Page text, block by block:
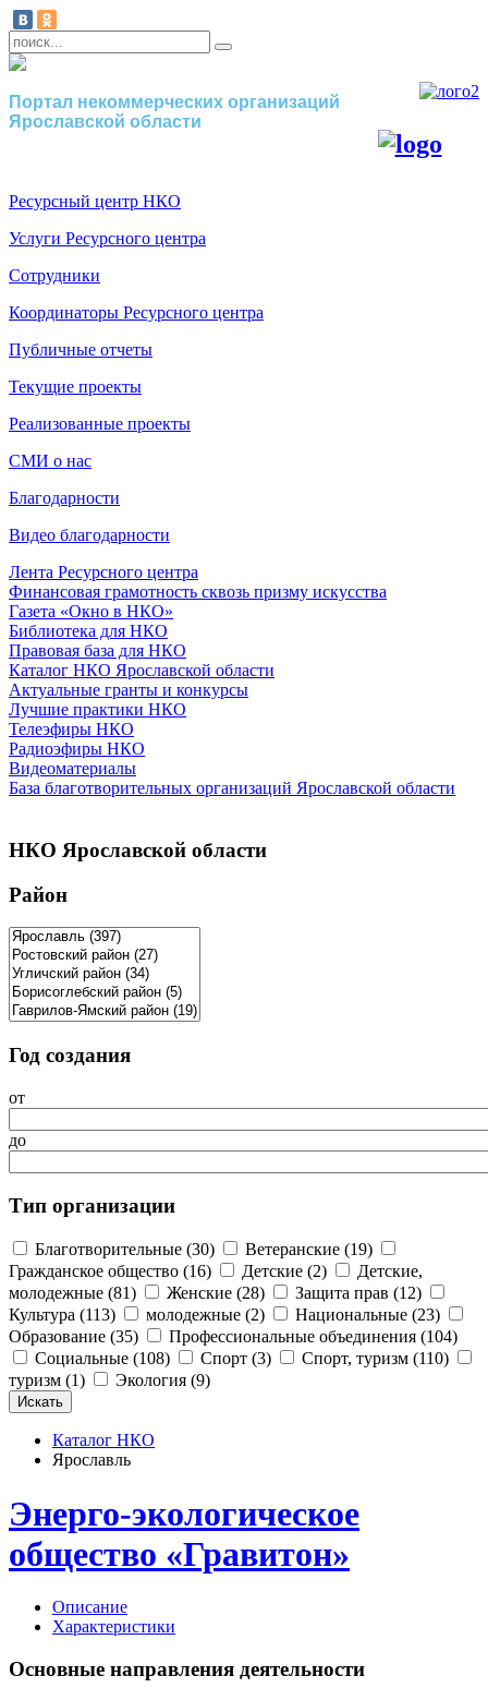
Портал некоммерческих организаций
Ярославской области
Ресурсный центр НКО
Услуги Ресурсного центра
Сотрудники
Координаторы Ресурсного центра
Публичные отчеты
Текущие проекты
Реализованные проекты
СМИ о нас
Благодарности
Видео благодарности
Лента Ресурсного центра
Финансовая грамотность сквозь призму искусства
Газета «Окно в НКО»
Библиотека для НКО
Правовая база для НКО
Каталог НКО Ярославской области
Актуальные гранты и конкурсы
Лучшие практики НКО
Телеэфиры НКО
Радиоэфиры НКО
Видеоматериалы
База благотворительных организаций Ярославской области
НКО Ярославской области
Район
Год создания
от
до
Тип организации
Благотворительные (30)
Ветеранские (19)
Гражданское общество (16)
Детские (2)
Детские,
молодежные (81)
Женские (28)
Защита прав (12)
Культура (113)
молодежные (2)
Национальные (23)
Образование (35)
Профессиональные объединения (104)
Социальные (108)
Спорт (3)
Спорт, туризм (110)
туризм (1)
Экология (9)
Каталог НКО
Ярославль
Энерго-экологическое
общество «Гравитон»
Описание
Характеристики
Основные направления деятельности